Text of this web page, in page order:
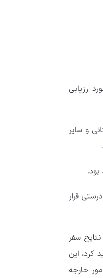
ارزیابی
و سایر
قرار
سفر
کرد، این
خارجه